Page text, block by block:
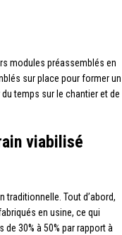
modules préassemblés en
sur place pour former un
temps sur le chantier et de
viabilisé
Tout d’abord,
en usine, ce qui
30% à 50% par rapport à